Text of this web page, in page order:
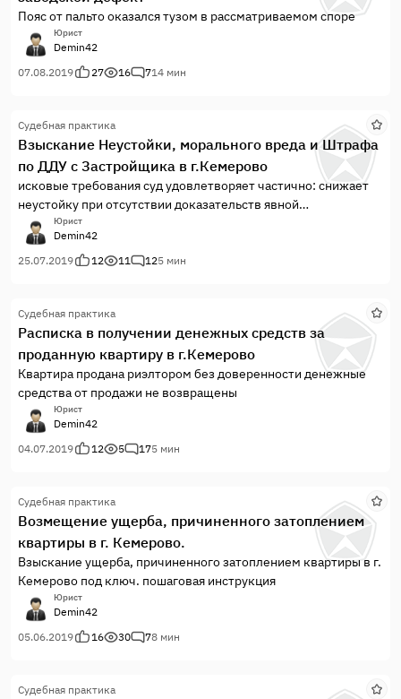
Пояс от пальто оказался тузом в рассматриваемом споре
Юрист
Demin42
07.08.2019
27 16 714 мин
Судебная практика
Взыскание Неустойки, морального вреда и Штрафа
по ДДУ с Застройщика в г.Кемерово
исковые требования суд удовлетворяет частично: снижает
неустойку при отсутствии доказательств явной
несоразмерности неустойки последствиям нарушения
обязательства. моральный вред оценивает в 1 000 руб. суд
делает свой расчет неустойки и допускает ошибки в сроках и
Юрист
Demin42
25.07.2019
12 11 125 мин
Судебная практика
Расписка в получении денежных средств за
проданную квартиру в г.Кемерово
Квартира продана риэлтором без доверенности денежные
средства от продажи не возвращены
Юрист
Demin42
04.07.2019
12 5 175 мин
Судебная практика
Возмещение ущерба, причиненного затоплением
квартиры в г. Кемерово.
Взыскание ущерба, причиненного затоплением квартиры в г.
Кемерово под ключ. пошаговая инструкция
Юрист
Demin42
05.06.2019
16 30 78 мин
Судебная практика